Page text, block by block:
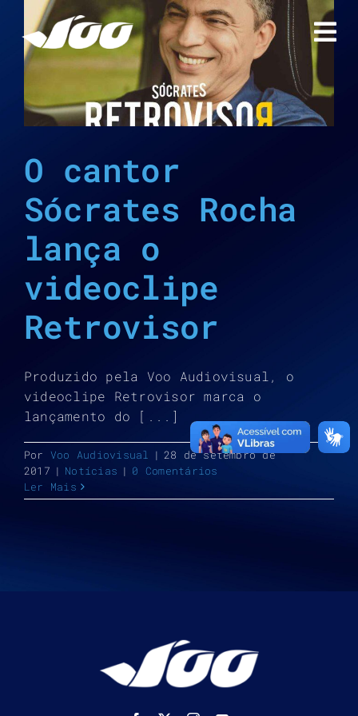
conteúdo
O cantor
Sócrates Rocha
lança o
videoclipe
Retrovisor
Produzido pela Voo Audiovisual, o
videoclipe Retrovisor marca o
lançamento do [...]
Por Voo Audiovisual | 28 de setembro de
2017 | Notícias | 0 Comentários
Ler Mais